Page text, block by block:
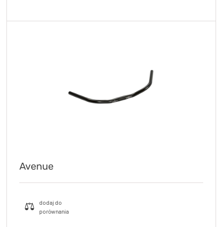
Avenue